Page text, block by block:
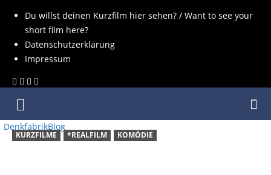
Du willst deinen Kurzfilm hier sehen? / Want to see your
short film here?
Datenschutzerklärung
Impressum
DenkfabrikBlog
KURZFILME *REALFILM KOMÖDIE